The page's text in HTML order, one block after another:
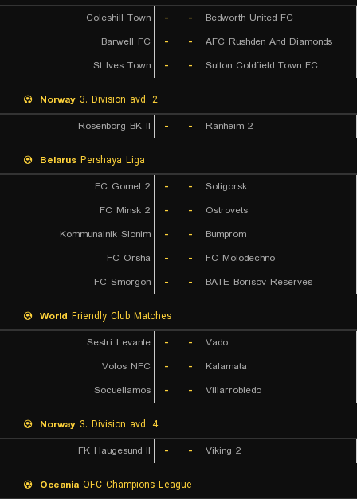
Coleshill Town
- -
Bedworth United FC
Barwell FC
- -
AFC Rushden And Diamonds
St Ives Town
- - Sutton Coldfield Town FC
Norway 3. Division avd. 2
Rosenborg BK II
- - Ranheim 2
Belarus Pershaya Liga
FC Gomel 2
- -
Soligorsk
FC Minsk 2
- -
Ostrovets
Kommunalnik Slonim
- -
Bumprom
FC Orsha
- -
FC Molodechno
FC Smorgon
- - BATE Borisov Reserves
World Friendly Club Matches
Sestri Levante
- -
Vado
Volos NFC
- -
Kalamata
Socuellamos
- - Villarrobledo
Norway 3. Division avd. 4
FK Haugesund II
- - Viking 2
Oceania OFC Champions League